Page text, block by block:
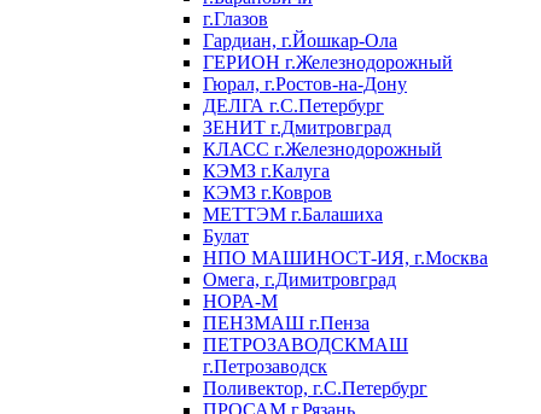
г.Глазов
Гардиан, г.Йошкар-Ола
ГЕРИОН г.Железнодорожный
Гюрал, г.Ростов-на-Дону
ДЕЛГА г.С.Петербург
ЗЕНИТ г.Дмитровград
КЛАСС г.Железнодорожный
КЭМЗ г.Калуга
КЭМЗ г.Ковров
МЕТТЭМ г.Балашиха
Булат
НПО МАШИНОСТ-ИЯ, г.Москва
Омега, г.Димитровград
НОРА-М
ПЕНЗМАШ г.Пенза
ПЕТРОЗАВОДСКМАШ
г.Петрозаводск
Поливектор, г.С.Петербург
ПРОСАМ г.Рязань